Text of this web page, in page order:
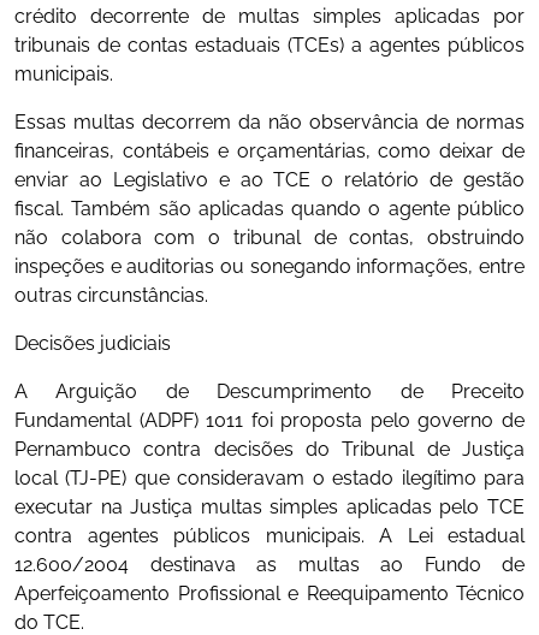
crédito decorrente de multas simples aplicadas por
tribunais de contas estaduais (TCEs) a agentes públicos
municipais.
Essas multas decorrem da não observância de normas
financeiras, contábeis e orçamentárias, como deixar de
enviar ao Legislativo e ao TCE o relatório de gestão
fiscal. Também são aplicadas quando o agente público
não colabora com o tribunal de contas, obstruindo
inspeções e auditorias ou sonegando informações, entre
outras circunstâncias.
Decisões judiciais
A Arguição de Descumprimento de Preceito
Fundamental (ADPF) 1011 foi proposta pelo governo de
Pernambuco contra decisões do Tribunal de Justiça
local (TJ-PE) que consideravam o estado ilegítimo para
executar na Justiça multas simples aplicadas pelo TCE
contra agentes públicos municipais. A Lei estadual
12.600/2004 destinava as multas ao Fundo de
Aperfeiçoamento Profissional e Reequipamento Técnico
do TCE.